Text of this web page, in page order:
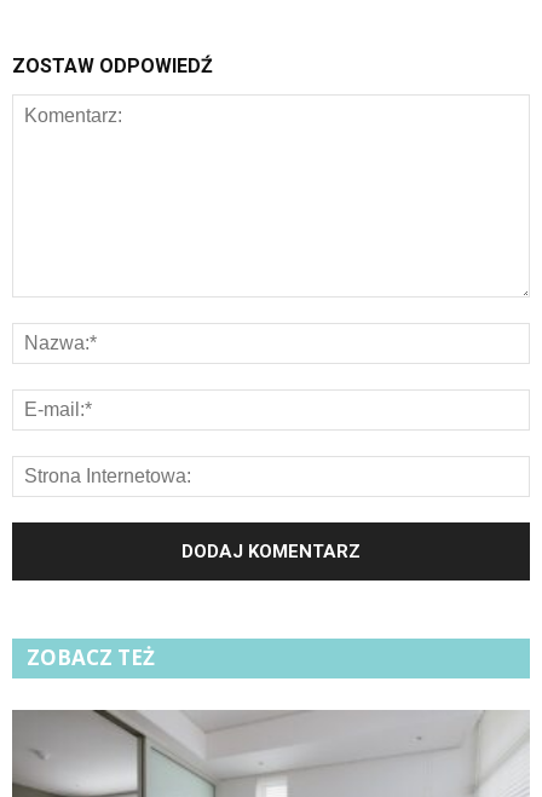
ZOSTAW ODPOWIEDŹ
ZOBACZ TEŻ